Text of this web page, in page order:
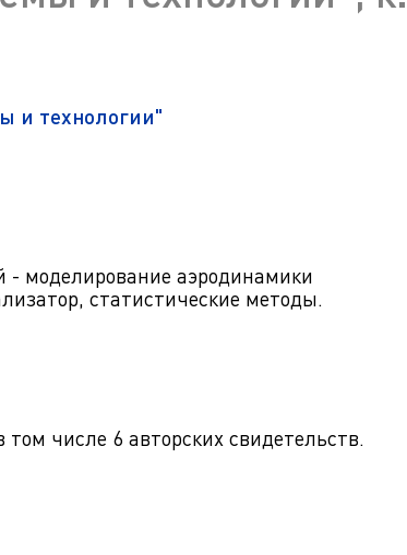
и технологии"
- моделирование аэродинамики
статистические методы.
числе 6 авторских свидетельств.